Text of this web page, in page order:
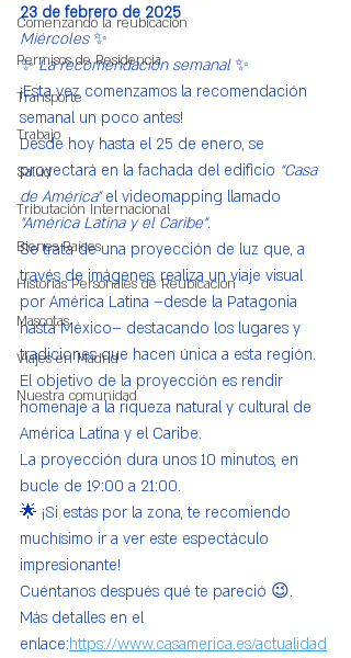
Comenzando la reubicación
Permisos de Residencia
Transporte
Trabajo
Salud
Tributación Internacional
Bienes Raíces
Historias Personales de Reubicación
Mascotas
Viajes en Madrid
Nuestra comunidad
23 de febrero de 2025
Miércoles ✨
✨ La recomendación semanal ✨
¡Esta vez comenzamos la recomendación
semanal un poco antes!
Desde hoy hasta el 25 de enero, se
proyectará en la fachada del edificio “Casa
de América” el videomapping llamado
"América Latina y el Caribe".
Se trata de una proyección de luz que, a
través de imágenes, realiza un viaje visual
por América Latina –desde la Patagonia
hasta México– destacando los lugares y
tradiciones que hacen única a esta región.
El objetivo de la proyección es rendir
homenaje a la riqueza natural y cultural de
América Latina y el Caribe.
La proyección dura unos 10 minutos, en
bucle de 19:00 a 21:00.
🌟 ¡Si estás por la zona, te recomiendo
muchísimo ir a ver este espectáculo
impresionante!
Cuéntanos después qué te pareció 😉.
Más detalles en el
enlace:https://www.casamerica.es/actualidad